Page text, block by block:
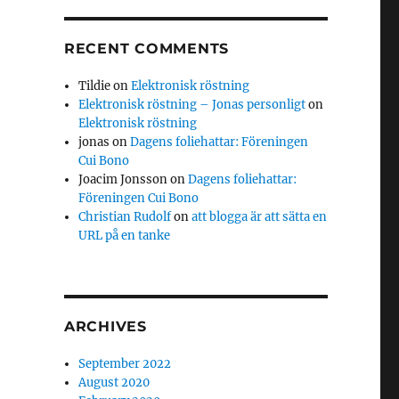
RECENT COMMENTS
TildieonElektronisk röstning
Elektronisk röstning – Jonas personligton
Elektronisk röstning
jonas onDagens foliehattar: Föreningen
Cui Bono
Joacim JonssononDagens foliehattar:
Föreningen Cui Bono
Christian Rudolfonatt blogga är att sätta en
URL på en tanke
ARCHIVES
September 2022
August 2020